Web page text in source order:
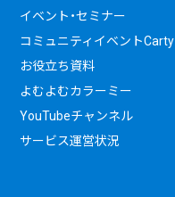
イベント・セミナー
コミュニティイベントCarty
お役立ち資料
よむよむカラーミー
YouTubeチャンネル
サービス運営状況